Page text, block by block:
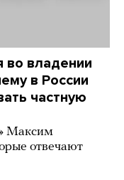
во владении
в России
частную
Максим
отвечают